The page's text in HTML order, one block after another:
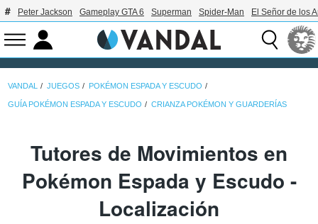
Peter Jackson Gameplay GTA 6 Superman Spider-Man El Señor de los
VANDAL JUEGOS POKÉMON ESPADA Y ESCUDO
GUÍA POKÉMON ESPADA Y ESCUDO CRIANZA POKÉMON Y GUARDERÍAS
Tutores de Movimientos en
Pokémon Espada y Escudo -
Localización